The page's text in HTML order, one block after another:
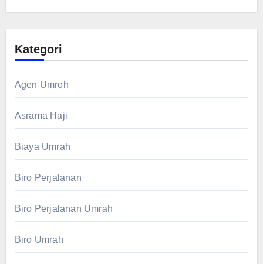
Kategori
Agen Umroh
Asrama Haji
Biaya Umrah
Biro Perjalanan
Biro Perjalanan Umrah
Biro Umrah